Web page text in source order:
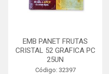
EMB PANET FRUTAS
CRISTAL 52 GRAFICA PC
25UN
Código: 32397